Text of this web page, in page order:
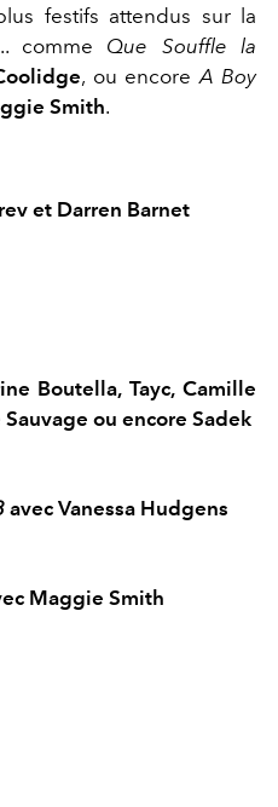
festifs attendus sur la
comme Que Souffle la
, ou encoreA Boy
Smith.
et Darren Barnet
Boutella, Tayc, Camille
ou encore Sadek
avec Vanessa Hudgens
Maggie Smith